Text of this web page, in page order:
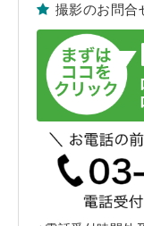
撮影のお問合